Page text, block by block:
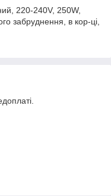
220-240V, 250W,
забруднення, в кор-ці,